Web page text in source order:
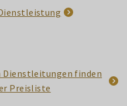
Dienstleitungen finden
Preisliste